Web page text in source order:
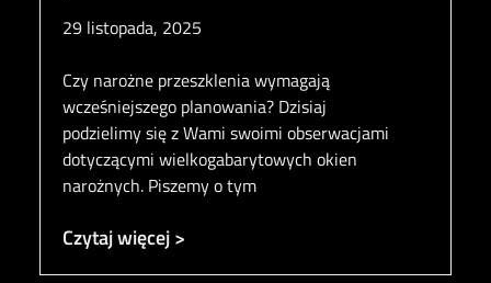
29 listopada, 2025
Czy narożne przeszklenia wymagają
wcześniejszego planowania? Dzisiaj
podzielimy się z Wami swoimi obserwacjami
dotyczącymi wielkogabarytowych okien
narożnych. Piszemy o tym
Czytaj więcej >